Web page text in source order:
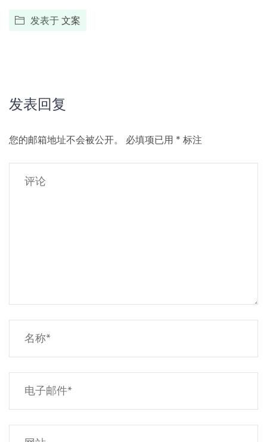
发表于文案
发表回复
您的邮箱地址不会被公开。 必填项已用 * 标注